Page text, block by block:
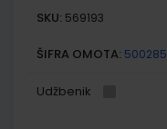
SKU: 569193
ŠIFRA OMOTA: 500285
Udžbenik